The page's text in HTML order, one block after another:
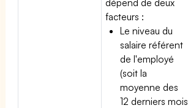
facteurs :
Le niveau du
salaire référent
de l'employé
(soit la
moyenne des
12 derniers mois